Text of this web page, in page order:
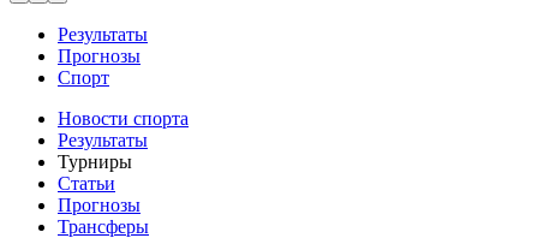
Результаты
Прогнозы
Спорт
Новости спорта
Результаты
Турниры
Статьи
Прогнозы
Трансферы